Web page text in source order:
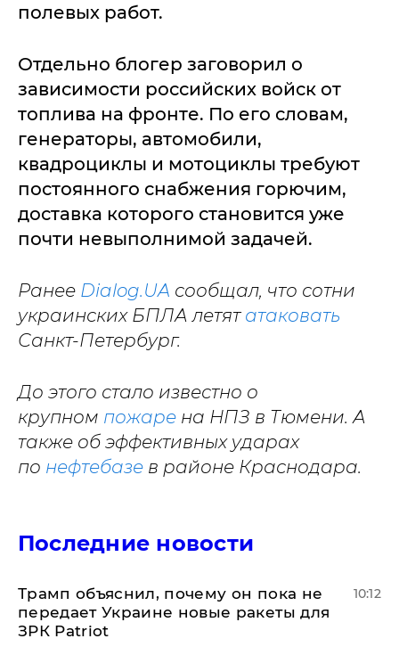
полевых работ.
Отдельно блогер заговорил о
зависимости российских войск от
топлива на фронте. По его словам,
генераторы, автомобили,
квадроциклы и мотоциклы требуют
постоянного снабжения горючим,
доставка которого становится уже
почти невыполнимой задачей.
Ранее Dialog.UA сообщал, что сотни
украинских БПЛА летят атаковать
Санкт-Петербург.
До этого стало известно о
крупном пожаре на НПЗ в Тюмени. А
также об эффективных ударах
по нефтебазе в районе Краснодара.
Последние новости
Трамп объяснил, почему он пока не
передает Украине новые ракеты для
ЗРК Patriot
10:12